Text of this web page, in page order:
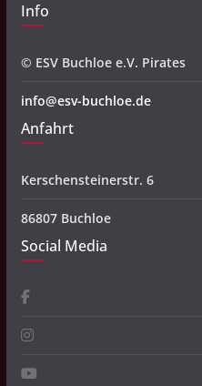
Info
© ESV Buchloe e.V. Pirates
info@esv-buchloe.de
Anfahrt
Kerschensteinerstr. 6
86807 Buchloe
Social Media